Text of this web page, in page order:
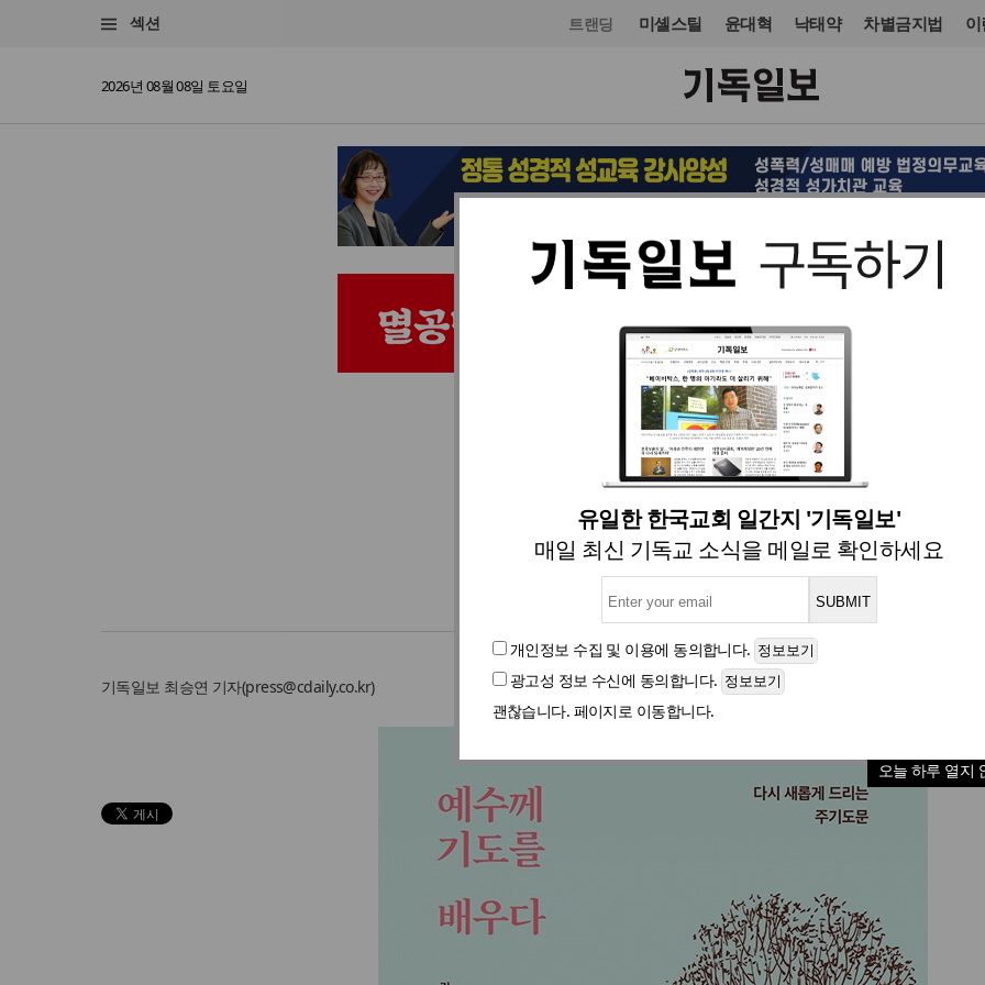
섹션 트랜딩 미셸스틸 윤대혁 낙태약 차별금지법
2026년 08월 08일 토요일
유일한 한국교회 일간지 '기독일보'
매일 최신 기독교 소식을 메일로 확인하세요
개인정보 수집 및 이용에 동의합니다.
광고성 정보 수신에 동의합니다.
괜찮습니다. 페이지로 이동합니다.
오늘 하루 열지
문화 도서 입력 2024. 07. 18 16:38
다시 새롭게 드리는 주기도문
[신간] 예수께 기도를 배우다
기독일보 최승연 기자(press@cdaily.co.kr)